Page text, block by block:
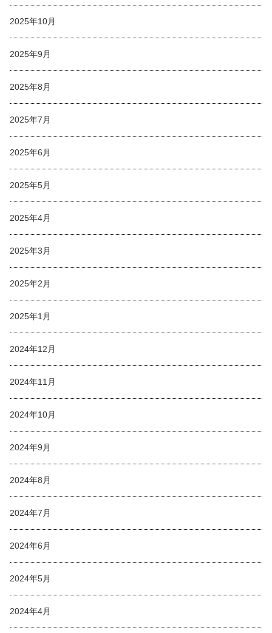
2025年10月
2025年9月
2025年8月
2025年7月
2025年6月
2025年5月
2025年4月
2025年3月
2025年2月
2025年1月
2024年12月
2024年11月
2024年10月
2024年9月
2024年8月
2024年7月
2024年6月
2024年5月
2024年4月